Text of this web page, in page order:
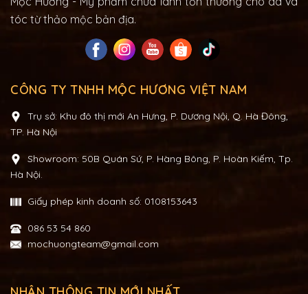
tóc từ thảo mộc bản địa.
CÔNG TY TNHH MỘC HƯƠNG VIỆT NAM
Trụ sở: Khu đô thị mới An Hưng, P. Dương Nội, Q. Hà Đông,
TP. Hà Nội
Showroom: 50B Quán Sứ, P. Hàng Bông, P. Hoàn Kiếm, Tp.
Hà Nội.
Giấy phép kinh doanh số: 0108153643
086 53 54 860
mochuongteam@gmail.com